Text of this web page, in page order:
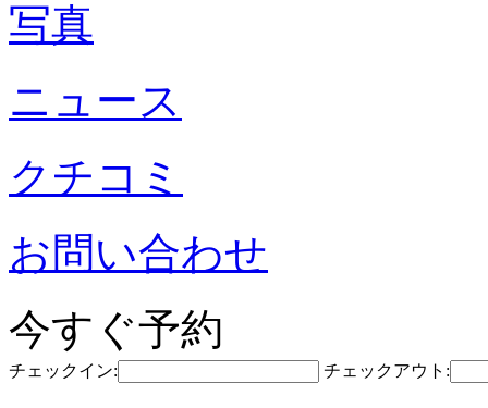
写真
ニュース
クチコミ
お問い合わせ
今すぐ予約
チェックイン: チェックアウト: